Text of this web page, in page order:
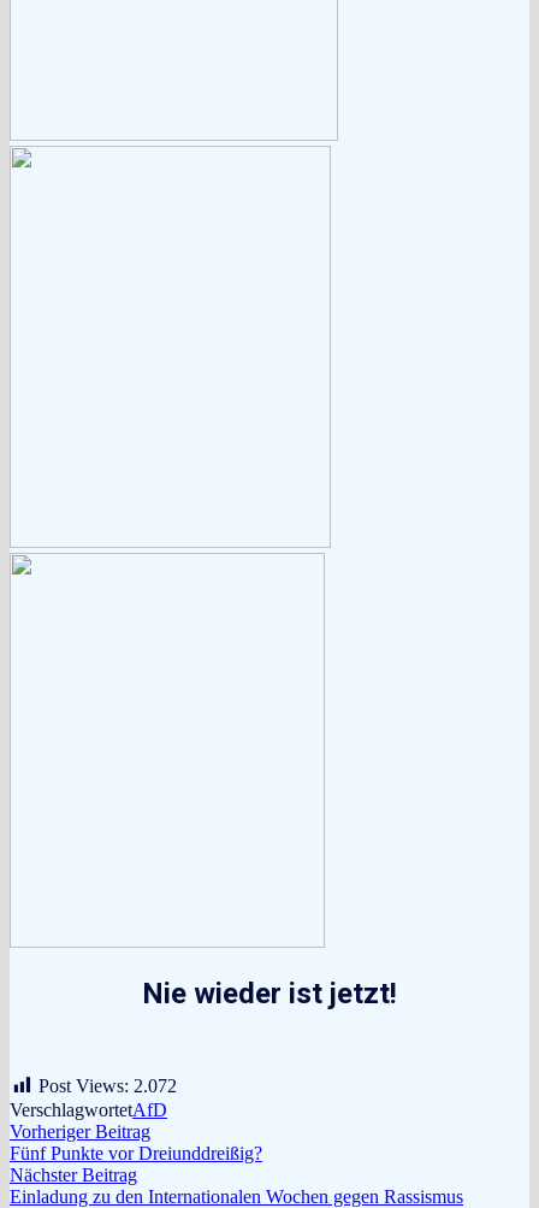
Nie wieder ist jetzt!
Post Views: 2.072
VerschlagwortetAfD
Beitragsnavigation
Vorheriger BeitragVorheriger
Beitrag:
Fünf Punkte vor Dreiunddreißig?
Nächster BeitragNächster
Beitrag:
Einladung zu den Internationalen Wochen gegen Rassismus